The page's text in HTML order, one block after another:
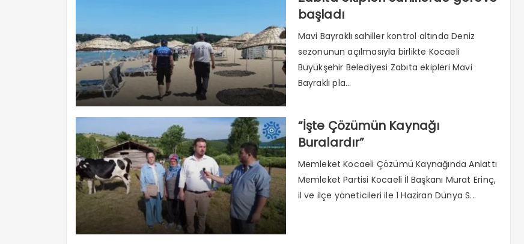
başladı
Mavi Bayraklı sahiller kontrol altında Deniz
sezonunun açılmasıyla birlikte Kocaeli
Büyükşehir Belediyesi Zabıta ekipleri Mavi
Bayraklı pla...
“İşte Çözümün Kaynağı
Buralardır”
Memleket Kocaeli Çözümü Kaynağında Anlattı
Memleket Partisi Kocaeli İl Başkanı Murat Erinç,
il ve ilçe yöneticileri ile 1 Haziran Dünya S...